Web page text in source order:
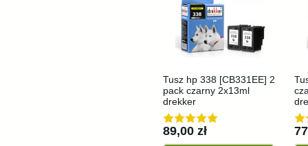
Tusz hp 338 [CB331EE] 2
pack czarny 2x13ml
drekker
89,00 zł